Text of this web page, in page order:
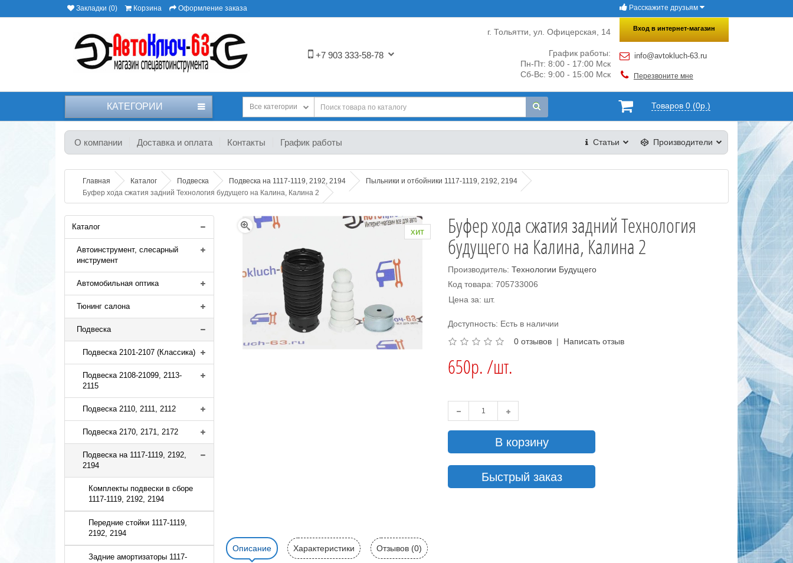
×
Закладки (0) Корзина Оформление заказа Расскажите друзьям
+7 903 333-58-78
Вход в интернет-магазин
info@avtokluch-63.ru
Перезвоните мне
г. Тольятти, ул. Офицерская, 14
График работы:
Пн-Пт: 8:00 - 17:00 Мск
Сб-Вс: 9:00 - 15:00 Мск
КАТЕГОРИИ Товаров 0 (0р.)
Все категории
О компании Доставка и оплата Контакты График работы Производители
Статьи
Главная Каталог Подвеска Подвеска на 1117-1119, 2192, 2194
Пыльники и отбойники 1117-1119, 2192, 2194
Буфер хода сжатия задний Технология будущего на Калина, Калина 2
Каталог
Автоинструмент, слесарный
инструмент
Автомобильная оптика
Тюнинг салона
Подвеска
Подвеска 2101-2107 (Классика)
Подвеска 2108-21099, 2113-
2115
Подвеска 2110, 2111, 2112
Подвеска 2170, 2171, 2172
Подвеска на 1117-1119, 2192,
2194
Комплекты подвески в сборе
1117-1119, 2192, 2194
Передние стойки 1117-1119,
2192, 2194
Задние амортизаторы 1117-
хит
Буфер хода сжатия задний Технология
будущего на Калина, Калина 2
Производитель:Технологии Будущего
Код товара: 705733006
Цена за: шт.
Доступность: Есть в наличии
0 отзывов | Написать отзыв
650р. /шт.
В корзину
Быстрый заказ
Описание Характеристики Отзывов (0)